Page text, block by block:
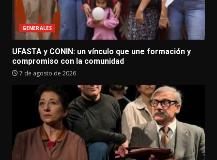
GENERALES
UFASTA y CONIN: un vínculo que une formación y
compromiso con la comunidad
7 de agosto de 2026